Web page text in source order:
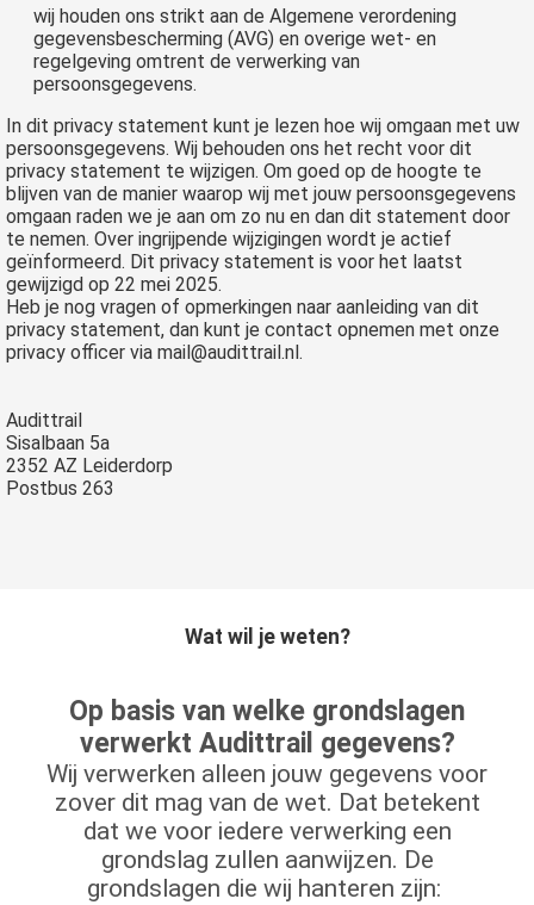
wij houden ons strikt aan de Algemene verordening
gegevensbescherming (AVG) en overige wet- en
regelgeving omtrent de verwerking van
persoonsgegevens.
In dit privacy statement kunt je lezen hoe wij omgaan met uw
persoonsgegevens. Wij behouden ons het recht voor dit
privacy statement te wijzigen. Om goed op de hoogte te
blijven van de manier waarop wij met jouw persoonsgegevens
omgaan raden we je aan om zo nu en dan dit statement door
te nemen. Over ingrijpende wijzigingen wordt je actief
geïnformeerd. Dit privacy statement is voor het laatst
gewijzigd op 22 mei 2025.
Heb je nog vragen of opmerkingen naar aanleiding van dit
privacy statement, dan kunt je contact opnemen met onze
privacy officer via mail@audittrail.nl.
Audittrail
Sisalbaan 5a
2352 AZ Leiderdorp
Postbus 263
Wat wil je weten?
Op basis van welke grondslagen
verwerkt Audittrail gegevens?
Wij verwerken alleen jouw gegevens voor
zover dit mag van de wet. Dat betekent
dat we voor iedere verwerking een
grondslag zullen aanwijzen. De
grondslagen die wij hanteren zijn: